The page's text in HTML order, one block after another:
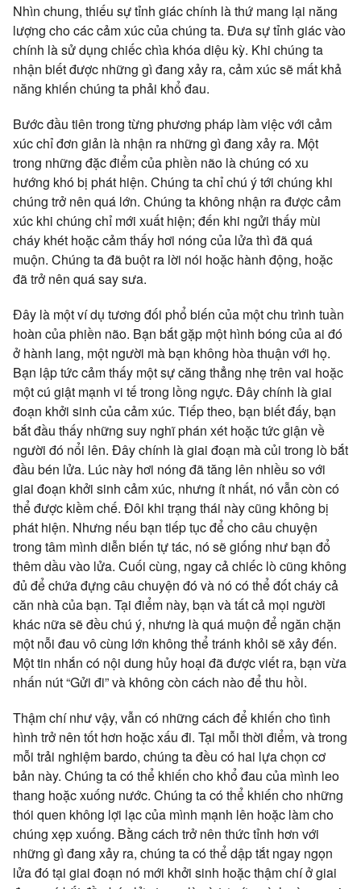
Nhìn chung, thiếu sự tỉnh giác chính là thứ mang lại năng
lượng cho các cảm xúc của chúng ta. Đưa sự tỉnh giác vào
chính là sử dụng chiếc chìa khóa diệu kỳ. Khi chúng ta
nhận biết được những gì đang xảy ra, cảm xúc sẽ mất khả
năng khiến chúng ta phải khổ đau.
Bước đầu tiên trong từng phương pháp làm việc với cảm
xúc chỉ đơn giản là nhận ra những gì đang xảy ra. Một
trong những đặc điểm của phiền não là chúng có xu
hướng khó bị phát hiện. Chúng ta chỉ chú ý tới chúng khi
chúng trở nên quá lớn. Chúng ta không nhận ra được cảm
xúc khi chúng chỉ mới xuất hiện; đến khi ngửi thấy mùi
cháy khét hoặc cảm thấy hơi nóng của lửa thì đã quá
muộn. Chúng ta đã buột ra lời nói hoặc hành động, hoặc
đã trở nên quá say sưa.
Đây là một ví dụ tương đối phổ biến của một chu trình tuần
hoàn của phiền não. Bạn bắt gặp một hình bóng của ai đó
ở hành lang, một người mà bạn không hòa thuận với họ.
Bạn lập tức cảm thấy một sự căng thẳng nhẹ trên vai hoặc
một cú giật mạnh vi tế trong lồng ngực. Đây chính là giai
đoạn khởi sinh của cảm xúc. Tiếp theo, bạn biết đấy, bạn
bắt đầu thấy những suy nghĩ phán xét hoặc tức giận về
người đó nổi lên. Đây chính là giai đoạn mà củi trong lò bắt
đầu bén lửa. Lúc này hơi nóng đã tăng lên nhiều so với
giai đoạn khởi sinh cảm xúc, nhưng ít nhất, nó vẫn còn có
thể được kiềm chế. Đôi khi trạng thái này cũng không bị
phát hiện. Nhưng nếu bạn tiếp tục để cho câu chuyện
trong tâm mình diễn biến tự tác, nó sẽ giống như bạn đổ
thêm dầu vào lửa. Cuối cùng, ngay cả chiếc lò cũng không
đủ để chứa đựng câu chuyện đó và nó có thể đốt cháy cả
căn nhà của bạn. Tại điểm này, bạn và tất cả mọi người
khác nữa sẽ đều chú ý, nhưng là quá muộn để ngăn chặn
một nỗi đau vô cùng lớn không thể tránh khỏi sẽ xảy đến.
Một tin nhắn có nội dung hủy hoại đã được viết ra, bạn vừa
nhấn nút “Gửi đi” và không còn cách nào để thu hồi.
Thậm chí như vậy, vẫn có những cách để khiến cho tình
hình trở nên tốt hơn hoặc xấu đi. Tại mỗi thời điểm, và trong
mỗi trải nghiệm bardo, chúng ta đều có hai lựa chọn cơ
bản này. Chúng ta có thể khiến cho khổ đau của mình leo
thang hoặc xuống nước. Chúng ta có thể khiến cho những
thói quen không lợi lạc của mình mạnh lên hoặc làm cho
chúng xẹp xuống. Bằng cách trở nên thức tỉnh hơn với
những gì đang xảy ra, chúng ta có thể dập tắt ngay ngọn
lửa đó tại giai đoạn nó mới khởi sinh hoặc thậm chí ở giai